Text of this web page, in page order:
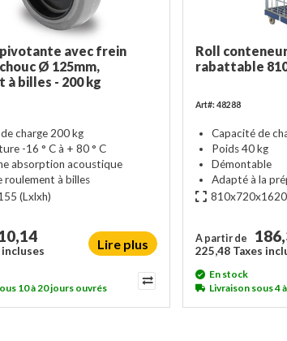
avec frein
Ø 125mm,
à billes - 200 kg
charge 200 kg
-16 ° C à + 80 ° C
absorption acoustique
roulement à billes
(Lxlxh)
incluses Lire plus
10 à 20 jours ouvrés
Roll
rabattable
Art#: 48288
Capacité de
Poids 40 kg
Démontable
Adapté à la
810x720x1620
A partir de
225,48 Taxes
En stock
Livraison sous 4